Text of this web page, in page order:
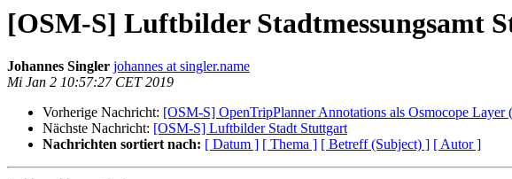
[OSM-S] Luftbilder Stadtmessungsamt
Johannes Singler johannes at singler.name
Mi Jan 2 10:57:27 CET 2019
Vorherige Nachricht: [OSM-S] OpenTripPlanner Annotations als Osmocope Layer
Nächste Nachricht: [OSM-S] Luftbilder Stadt Stuttgart
Nachrichten sortiert nach: [ Datum ] [ Thema ] [ Betreff (Subject) ] [ Autor ]